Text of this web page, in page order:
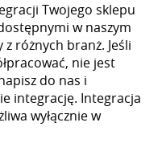
Twojego sklepu
w naszym
różnych branż. Jeśli
nie jest
do nas i
integrację. Integracja
wyłącznie w